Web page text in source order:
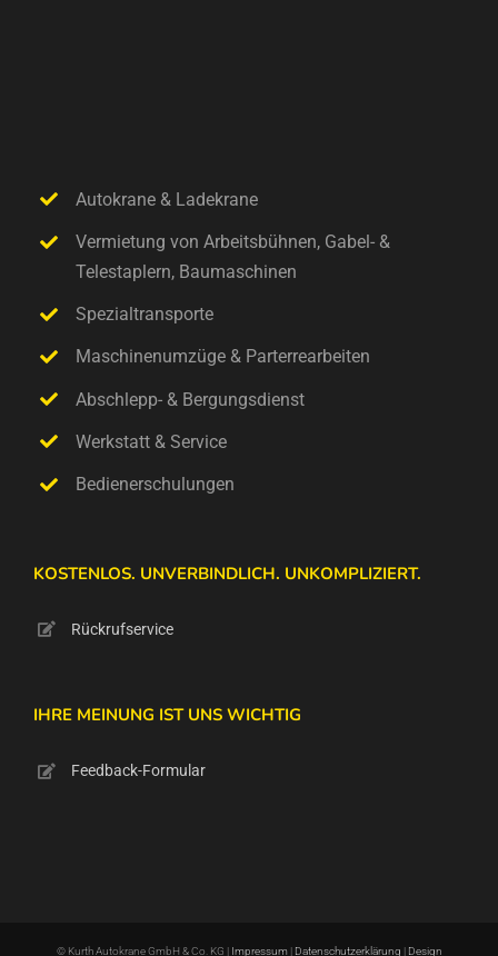
Autokrane & Ladekrane
Vermietung von Arbeitsbühnen, Gabel- &
Telestaplern, Baumaschinen
Spezialtransporte
Maschinenumzüge & Parterrearbeiten
Abschlepp- & Bergungsdienst
Werkstatt & Service
Bedienerschulungen
KOSTENLOS. UNVERBINDLICH. UNKOMPLIZIERT.
Rückrufservice
IHRE MEINUNG IST UNS WICHTIG
Feedback-Formular
© Kurth Autokrane GmbH & Co. KG | Impressum| Datenschutzerklärung | Design